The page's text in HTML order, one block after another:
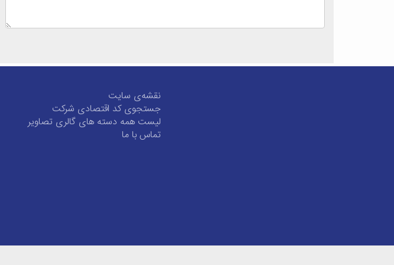
نقشه‌ی سایت
جستجوی کد اقتصادی شرکت
لیست همه دسته های گالری تصاویر
تماس با ما